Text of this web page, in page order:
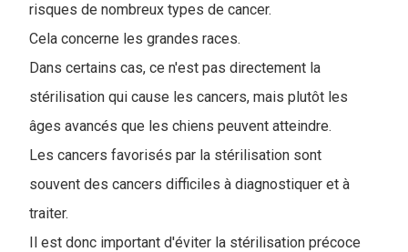
risques de nombreux types de cancer.
Cela concerne les grandes races.
Dans certains cas, ce n'est pas directement la
stérilisation qui cause les cancers, mais plutôt les
âges avancés que les chiens peuvent atteindre.
Les cancers favorisés par la stérilisation sont
souvent des cancers difficiles à diagnostiquer et à
traiter.
Il est donc important d'éviter la stérilisation précoce